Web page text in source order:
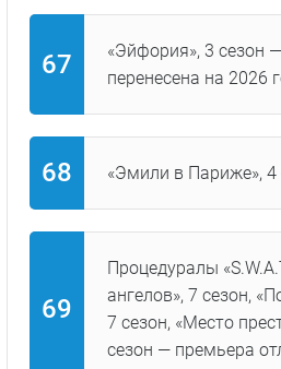
«Эйфория», 3 сезон
перенесена на 2026
«Эмили в Париже», 4
Процедуралы
ангелов», 7 сезон,
7 сезон, «Место
сезон — премьера